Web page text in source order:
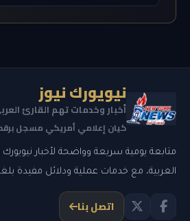
نيويورك نيوز
أخبار وخدمات تهم القارئ
كيان إعلامي أمريكي مسجل برقم
متابعة يومية سريعة وواضحة لأخبار نيويورك
العربية، مع خدمات عملية ودلائل مفيدة
اتصل بنا